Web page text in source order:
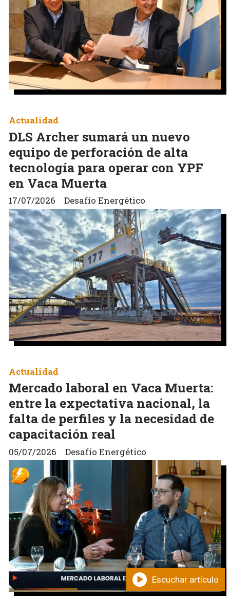
DLS Archer sumará un nuevo
equipo de perforación de alta
tecnología para operar con YPF
en Vaca Muerta
Desafío Energético
Actualidad
17/07/2026
Mercado laboral en Vaca Muerta:
entre la expectativa nacional, la
falta de perfiles y la necesidad de
capacitación real
Desafío Energético
Actualidad
05/07/2026
Escuchar artículo